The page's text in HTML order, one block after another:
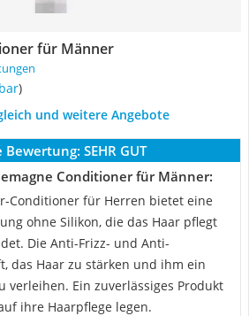
für Männer
)
und weitere Angebote
Bewertung: SEHR GUT
Conditioner für Männer:
Conditioner für Herren bietet eine
ohne Silikon, die das Haar pflegt
Die Anti-Frizz- und Anti-
das Haar zu stärken und ihm ein
verleihen. Ein zuverlässiges Produkt
ihre Haarpflege legen.